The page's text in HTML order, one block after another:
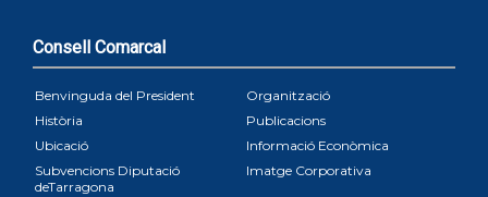
Consell Comarcal
Benvinguda del President
Organització
Història
Publicacions
Ubicació
Informació Econòmica
Subvencions Diputació
deTarragona
Imatge Corporativa